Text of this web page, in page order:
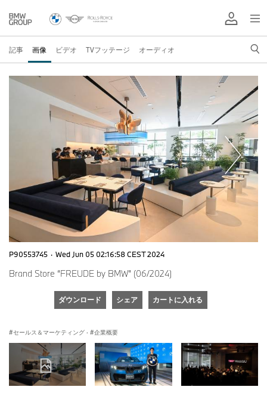
記事 画像 ビデオ TVフッテージ オーディオ
P90553745 · Wed Jun 05 02:16:58 CEST 2024
Brand Store “FREUDE by BMW” (06/2024)
ダウンロード シェア カートに入れる
セールス＆マーケティング · 企業概要